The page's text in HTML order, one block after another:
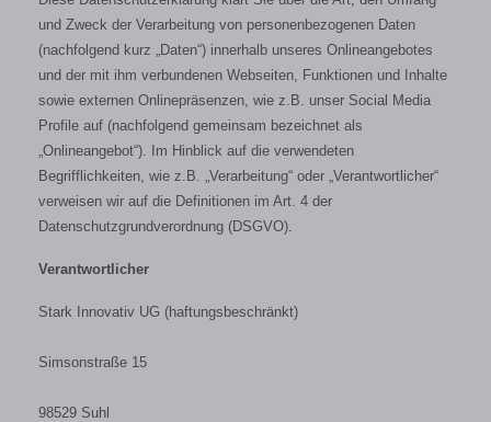
und Zweck der Verarbeitung von personenbezogenen Daten
(nachfolgend kurz „Daten“) innerhalb unseres Onlineangebotes
und der mit ihm verbundenen Webseiten, Funktionen und Inhalte
sowie externen Onlinepräsenzen, wie z.B. unser Social Media
Profile auf (nachfolgend gemeinsam bezeichnet als
„Onlineangebot“). Im Hinblick auf die verwendeten
Begrifflichkeiten, wie z.B. „Verarbeitung“ oder „Verantwortlicher“
verweisen wir auf die Definitionen im Art. 4 der
Datenschutzgrundverordnung (DSGVO).
Verantwortlicher
Stark Innovativ UG (haftungsbeschränkt)
Simsonstraße 15
98529 Suhl